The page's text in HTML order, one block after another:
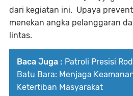
dari kegiatan ini. Upaya
menekan angka pelanggaran
lintas.
Baca Juga : Patroli Presisi
Batu Bara: Menjaga
Ketertiban Masyarakat